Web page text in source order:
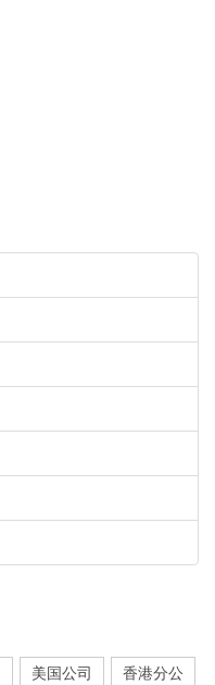
美国公司 香港分公